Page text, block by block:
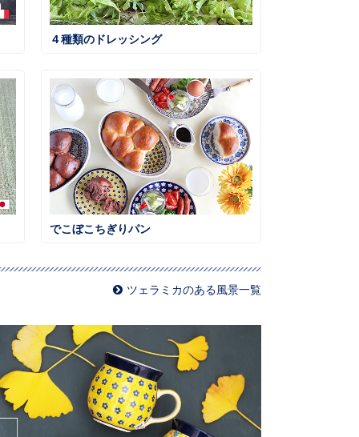
４種類のドレッシング
でこぼこちぎりパン
ツェラミカのある風景一覧